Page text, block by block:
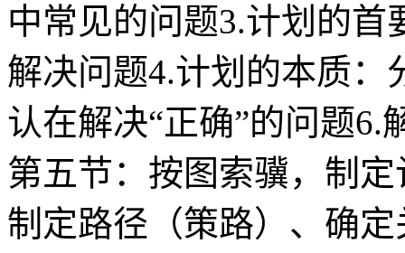
中常见的问题3.计划的
解决问题4.计划的本质：
认在解决“正确”的问题
第五节：按图索骥，制
制定路径（策路）、确